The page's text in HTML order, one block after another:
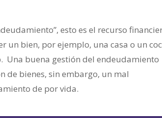
esto es el recurso
bien, por ejemplo, una casa o un
Una buena gestión del endeudamiento
de bienes, sin embargo, un mal
de por vida.